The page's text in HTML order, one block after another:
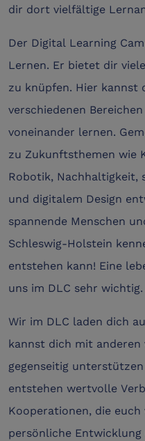
dir dort vielfältige
Der Digital Learning
Lernen. Er bietet dir
zu knüpfen. Hier kannst
verschiedenen
voneinander lernen.
zu Zukunftsthemen wie
Robotik, Nachhaltigkeit,
und digitalem Design
spannende Menschen
Schleswig-Holstein
entstehen kann! Eine
uns im DLC sehr wichtig.
Wir im DLC laden dich
kannst dich mit
gegenseitig
entstehen wertvolle
Kooperationen, die
persönliche